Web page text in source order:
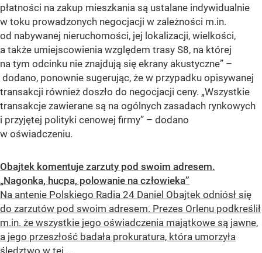
płatności na zakup mieszkania są ustalane indywidualnie
w toku prowadzonych negocjacji w zależności m.in.
od nabywanej nieruchomości, jej lokalizacji, wielkości,
a także umiejscowienia względem trasy S8, na której
na tym odcinku nie znajdują się ekrany akustyczne” –
dodano, ponownie sugerując, że w przypadku opisywanej
transakcji również doszło do negocjacji ceny. „Wszystkie
transakcje zawierane są na ogólnych zasadach rynkowych
i przyjętej polityki cenowej firmy” – dodano
w oświadczeniu.
Obajtek komentuje zarzuty pod swoim adresem.
„Nagonka, hucpa, polowanie na człowieka”
Na antenie Polskiego Radia 24 Daniel Obajtek odniósł się
do zarzutów pod swoim adresem. Prezes Orlenu podkreślił
m.in. że wszystkie jego oświadczenia majątkowe są jawne,
a jego przeszłość badała prokuratura, która umorzyła
śledztwo w tej...